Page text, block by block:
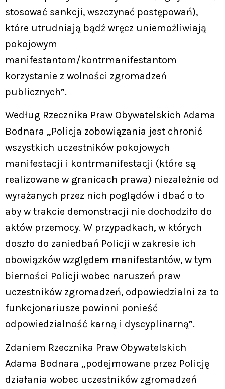
stosować sankcji, wszczynać postępowań),
które utrudniają bądź wręcz uniemożliwiają
pokojowym
manifestantom/kontrmanifestantom
korzystanie z wolności zgromadzeń
publicznych”.
Według Rzecznika Praw Obywatelskich Adama
Bodnara „Policja zobowiązania jest chronić
wszystkich uczestników pokojowych
manifestacji i kontrmanifestacji (które są
realizowane w granicach prawa) niezależnie od
wyrażanych przez nich poglądów i dbać o to
aby w trakcie demonstracji nie dochodziło do
aktów przemocy. W przypadkach, w których
doszło do zaniedbań Policji w zakresie ich
obowiązków względem manifestantów, w tym
bierności Policji wobec naruszeń praw
uczestników zgromadzeń, odpowiedzialni za to
funkcjonariusze powinni ponieść
odpowiedzialność karną i dyscyplinarną”.
Zdaniem Rzecznika Praw Obywatelskich
Adama Bodnara „podejmowane przez Policję
działania wobec uczestników zgromadzeń